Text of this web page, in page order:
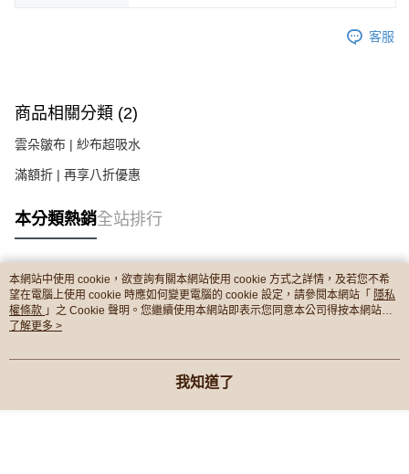
客服
商品相關分類 (2)
雲朵皺布 | 紗布超吸水
滿額折 | 再享八折優惠
本分類熱銷全站排行
熱門標籤
本網站中使用 cookie，欲查詢有關本網站使用 cookie 方式之詳情，及若您不希
望在電腦上使用 cookie 時應如何變更電腦的 cookie 設定，請參閱本網站「 隱私
權條款 」之 Cookie 聲明。您繼續使用本網站即表示您同意本公司得按本網站使
用條款之 Cookie 聲明使用 cookie。
了解更多 >
我知道了